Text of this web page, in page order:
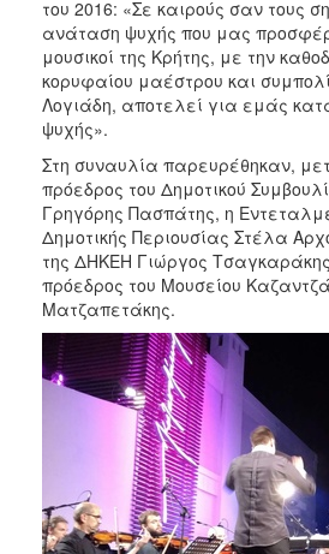
του 2016: «Σε καιρούς σαν τους
ανάταση ψυχής που μας
μουσικοί της Κρήτης, με την
κορυφαίου μαέστρου και
Λογιάδη, αποτελεί για εμάς
ψυχής».
Στη συναυλία παρευρέθηκαν,
πρόεδρος του Δημοτικού
Γρηγόρης Πασπάτης, η
Δημοτικής Περιουσίας Στέλα
της ΔΗΚΕΗ Γιώργος
πρόεδρος του Μουσείου
Ματζαπετάκης.